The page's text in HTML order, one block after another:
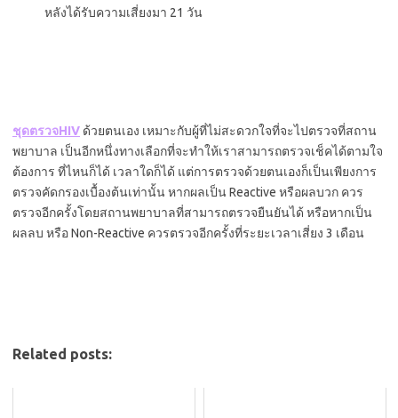
หลังได้รับความเสี่ยงมา 21 วัน
ชุดตรวจHIV ด้วยตนเอง เหมาะกับผู้ที่ไม่สะดวกใจที่จะไปตรวจที่สถาน
พยาบาล เป็นอีกหนึ่งทางเลือกที่จะทำให้เราสามารถตรวจเช็คได้ตามใจ
ต้องการ ที่ไหนก็ได้ เวลาใดก็ได้ แต่การตรวจด้วยตนเองก็เป็นเพียงการ
ตรวจคัดกรองเบื้องต้นเท่านั้น หากผลเป็น Reactive หรือผลบวก ควร
ตรวจอีกครั้งโดยสถานพยาบาลที่สามารถตรวจยืนยันได้ หรือหากเป็น
ผลลบ หรือ Non-Reactive ควรตรวจอีกครั้งที่ระยะเวลาเสี่ยง 3 เดือน
Related posts: